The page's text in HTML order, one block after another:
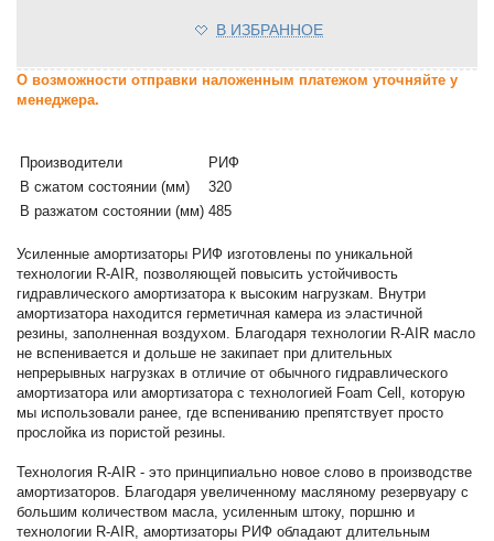
В ИЗБРАННОЕ
О возможности отправки наложенным платежом уточняйте у
менеджера.
Производители
РИФ
В сжатом состоянии (мм)
320
В разжатом состоянии (мм) 485
Усиленные амортизаторы РИФ изготовлены по уникальной
технологии R-AIR, позволяющей повысить устойчивость
гидравлического амортизатора к высоким нагрузкам. Внутри
амортизатора находится герметичная камера из эластичной
резины, заполненная воздухом. Благодаря технологии R-AIR масло
не вспенивается и дольше не закипает при длительных
непрерывных нагрузках в отличие от обычного гидравлического
амортизатора или амортизатора с технологией Foam Cell, которую
мы использовали ранее, где вспениванию препятствует просто
прослойка из пористой резины.
Технология R-AIR - это принципиально новое слово в производстве
амортизаторов. Благодаря увеличенному масляному резервуару с
большим количеством масла, усиленным штоку, поршню и
технологии R-AIR, амортизаторы РИФ обладают длительным